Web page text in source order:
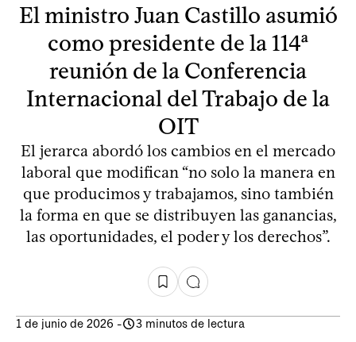
El ministro Juan Castillo asumió
como presidente de la 114ª
reunión de la Conferencia
Internacional del Trabajo de la
OIT
El jerarca abordó los cambios en el mercado
laboral que modifican “no solo la manera en
que producimos y trabajamos, sino también
la forma en que se distribuyen las ganancias,
las oportunidades, el poder y los derechos”.
1 de junio de 2026 - 3 minutos de lectura